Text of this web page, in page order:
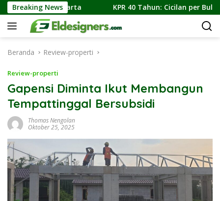
Langsung
ke
konten
Breaking News
Di Jakarta KPR 40 Tahun: Cicilan per Bulan,
Beranda Review-properti
Review-properti
Gapensi Diminta Ikut Membangun
Tempattinggal Bersubsidi
Thomas Nengolan
Oktober 25, 2025